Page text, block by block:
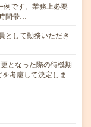
例です。業務上必要
間帯…
として勤務いただき
となった際の待機期
考慮して決定しま